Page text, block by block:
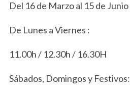
Del 16 de Marzo al 15 de Junio
De Lunes a Viernes :
11.00h / 12.30h / 16.30H
Sábados, Domingos y Festivos: